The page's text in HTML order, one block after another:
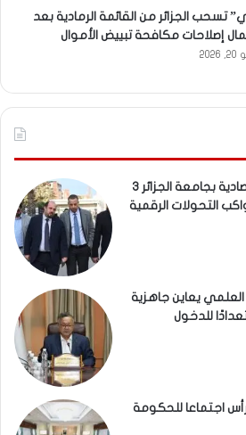
تسحب الجزائر من القائمة الرمادية بعد
إصلاحات مكافحة تبييض الأموال
بالأرقام.. كلية العلوم الاقتصادية بجامعة الجزائر 3
التحولات الرقمية
العلمي يعاين جاهزية
للدخول
اجتماعا للحكومة